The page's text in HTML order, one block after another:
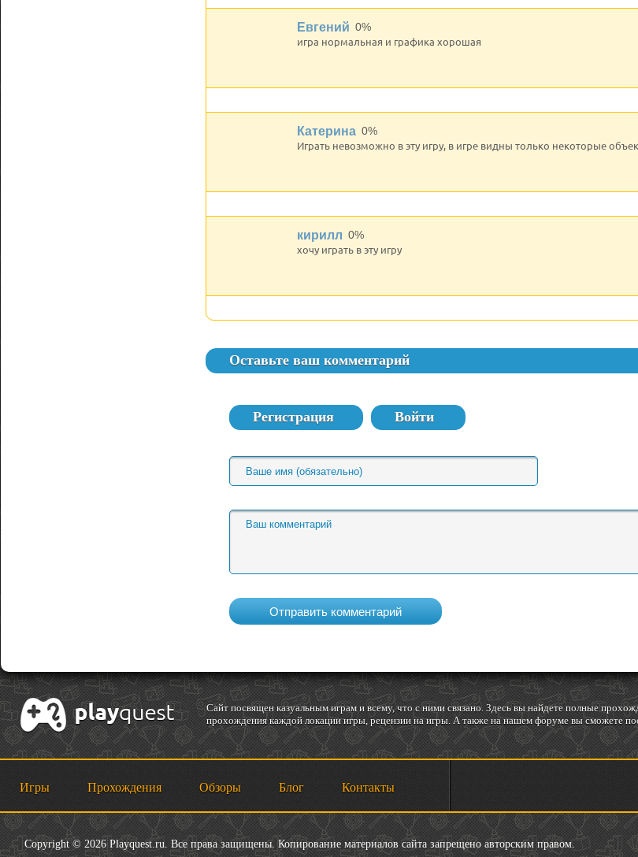
Евгений 0%
игра нормальная и графика хорошая
Катерина 0%
Играть невозможно в эту игру, в игре видны только некоторые
кирилл 0%
хочу играть в эту игру
Оставьте ваш комментарий
Регистрация Войти
Cайт посвящен казуальным играм и всему, что с ними связано. Здесь вы найдете полные
прохождения каждой локации игры, рецензии на игры. А также на нашем форуме вы сможете
Игры Прохождения Обзоры Блог Контакты
Copyright © 2026 Playquest.ru. Все права защищены. Копирование материалов сайта запрещено авторским правом.